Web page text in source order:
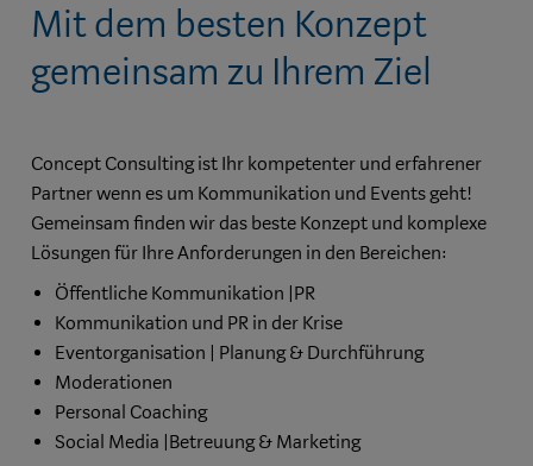
Mit dem besten Konzept
gemeinsam zu Ihrem Ziel
Concept Consulting ist Ihr kompetenter und erfahrener
Partner wenn es um Kommunikation und Events geht!
Gemeinsam finden wir das beste Konzept und komplexe
Lösungen für Ihre Anforderungen in den Bereichen:
Öffentliche Kommunikation |PR
Kommunikation und PR in der Krise
Eventorganisation | Planung & Durchführung
Moderationen
Personal Coaching
Social Media |Betreuung & Marketing